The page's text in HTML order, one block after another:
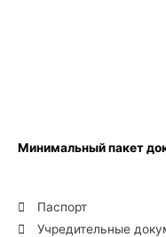
Минимальный пакет
Паспорт
Учредительные